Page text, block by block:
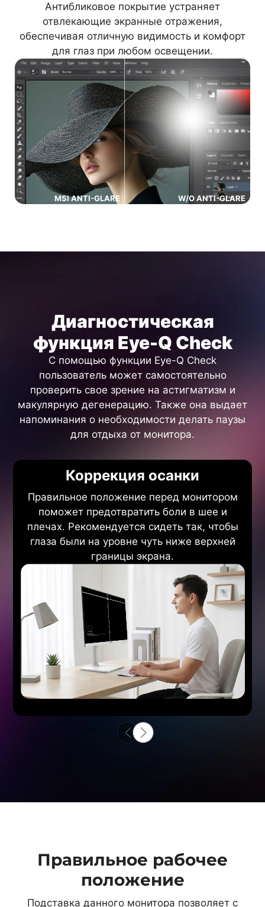
Антибликовое покрытие устраняет
отвлекающие экранные отражения,
обеспечивая отличную видимость и комфорт
для глаз при любом освещении.
MSI ANTI-GLARE W/O ANTI-GLARE
Диагностическая
функция Eye-Q Check
С помощью функции Eye-Q Check
пользователь может самостоятельно
проверить свое зрение на астигматизм и
макулярную дегенерацию. Также она выдает
напоминания о необходимости делать паузы
для отдыха от монитора.
Коррекция осанки
Правильное положение перед монитором
поможет предотвратить боли в шее и
плечах. Рекомендуется сидеть так, чтобы
глаза были на уровне чуть ниже верхней
границы экрана.
Правильное рабочее
положение
Подставка данного монитора позволяет с